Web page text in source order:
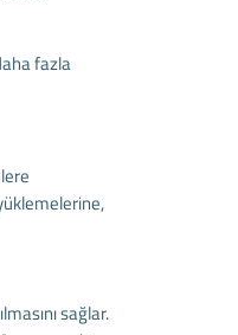
fazla
sağlar.